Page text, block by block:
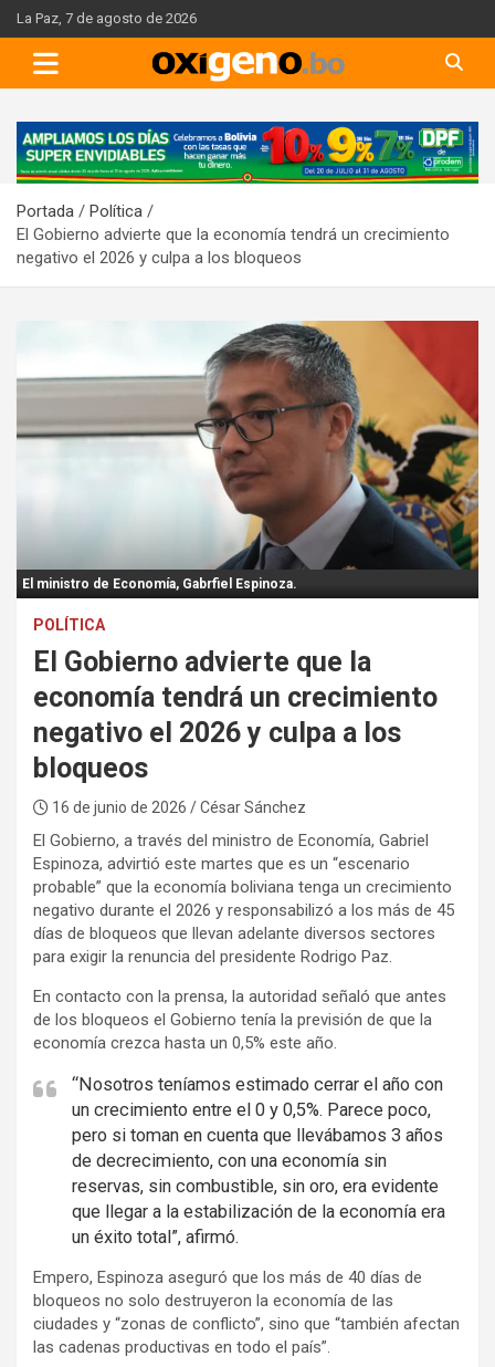
Skip
to
content
La Paz, 7 de agosto de 2026
A
d
e
r
t
e
Portada
Política
El Gobierno advierte que la economía tendrá un crecimiento
negativo el 2026 y culpa a los bloqueos
El ministro de Economía, Gabrfiel Espinoza.
POLÍTICA
El Gobierno advierte que la
economía tendrá un crecimiento
negativo el 2026 y culpa a los
bloqueos
16 de junio de 2026 / César Sánchez
El Gobierno, a través del ministro de Economía, Gabriel
Espinoza, advirtió este martes que es un “escenario
probable” que la economía boliviana tenga un crecimiento
negativo durante el 2026 y responsabilizó a los más de 45
días de bloqueos que llevan adelante diversos sectores
para exigir la renuncia del presidente Rodrigo Paz.
En contacto con la prensa, la autoridad señaló que antes
de los bloqueos el Gobierno tenía la previsión de que la
economía crezca hasta un 0,5% este año.
“Nosotros teníamos estimado cerrar el año con
un crecimiento entre el 0 y 0,5%. Parece poco,
pero si toman en cuenta que llevábamos 3 años
de decrecimiento, con una economía sin
reservas, sin combustible, sin oro, era evidente
que llegar a la estabilización de la economía era
un éxito total”, afirmó.
Empero, Espinoza aseguró que los más de 40 días de
bloqueos no solo destruyeron la economía de las
ciudades y “zonas de conflicto”, sino que “también afectan
las cadenas productivas en todo el país”.